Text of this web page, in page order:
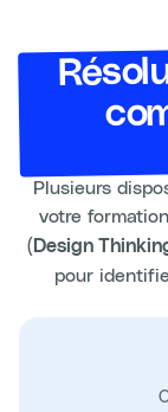
Plusieurs
votre formation
(Design
pour